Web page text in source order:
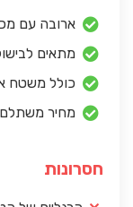
ארובה עם
מתאים
כולל משטח
מחיר משתלם
חסרונות